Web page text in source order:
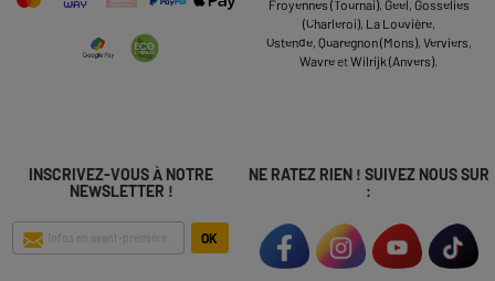
Froyennes (Tournai), Geel, Gosselies
(Charleroi), La Louvière,
Ostende, Quaregnon (Mons), Verviers,
Wavre etWilrijk (Anvers).
INSCRIVEZ-VOUS À NOTRE
NEWSLETTER !
OK
NE RATEZ RIEN ! SUIVEZ NOUS SUR
: